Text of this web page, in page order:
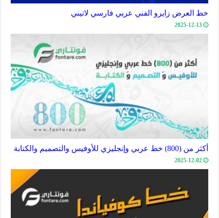
خط العرض زايرو الفني عربي فارسي لاتيني
2025-12-13
أكثر من (800) خط عربي وإنجليزي للأوفيس والتصميم والكتابة
2025-12-02